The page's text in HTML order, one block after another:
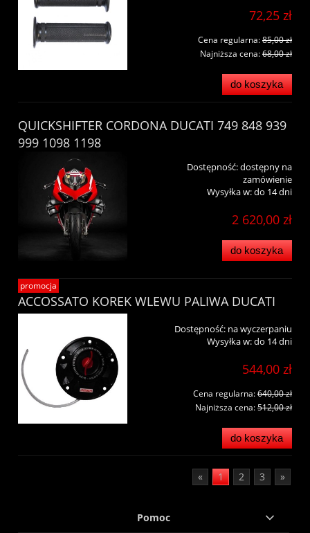
72,25 zł
Cena regularna:85,00 zł
Najniższa cena:68,00 zł
do koszyka
QUICKSHIFTER CORDONA DUCATI 749 848 939
999 1098 1198
Dostępność:dostępny na
zamówienie
Wysyłka w:do 14 dni
2 620,00 zł
do koszyka
ACCOSSATO KOREK WLEWU PALIWA DUCATI
Dostępność: na wyczerpaniu
Wysyłka w:do 14 dni
544,00 zł
Cena regularna:640,00 zł
Najniższa cena:512,00 zł
do koszyka
promocja
« 1 2 3 »
Pomoc